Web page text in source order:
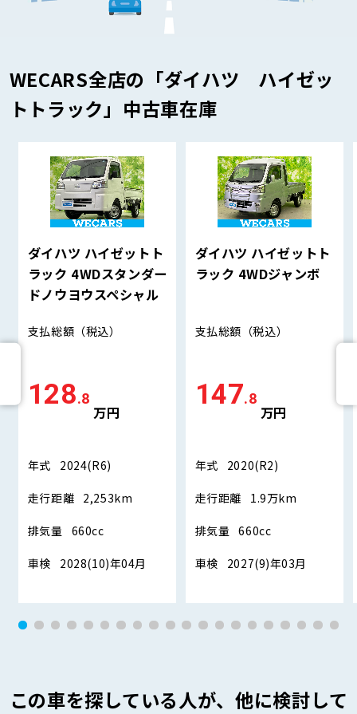
WECARS全店の「ダイハツ ハイゼッ
トトラック」中古車在庫
ダイハツ ハイゼットト
ラック 4WDスタンダー
ドノウヨウスペシャル
支払総額 （税込）
128.8
万円
年式 2024(R6)
走行距離 2,253km
排気量 660cc
車検 2028(10)年04月
ダイハツ ハイゼットト
ラック 4WDジャンボ
支払総額 （税込）
147.8
万円
年式 2020(R2)
走行距離 1.9万km
排気量 660cc
車検 2027(9)年03月
この車を探している人が、他に検討して